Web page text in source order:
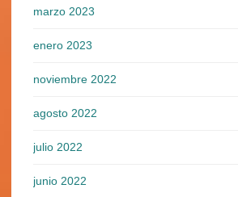
marzo 2023
enero 2023
noviembre 2022
agosto 2022
julio 2022
junio 2022